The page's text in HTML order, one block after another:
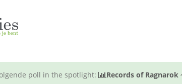
poll in the spotlight: Records of